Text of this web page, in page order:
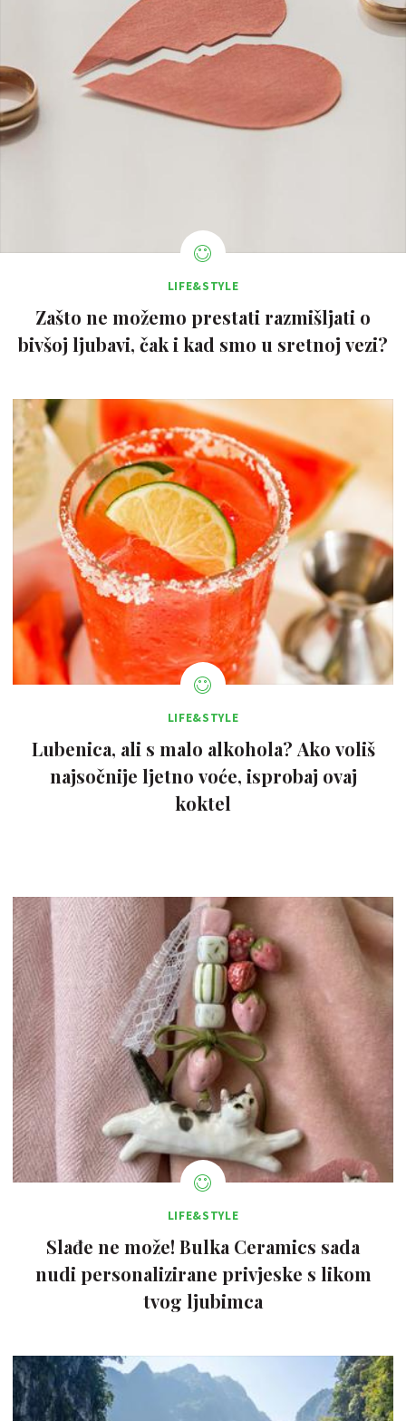
LIFE&STYLE
Zašto ne možemo prestati razmišljati o
bivšoj ljubavi, čak i kad smo u sretnoj vezi?
LIFE&STYLE
Lubenica, ali s malo alkohola? Ako voliš
najsočnije ljetno voće, isprobaj ovaj
koktel
LIFE&STYLE
Slađe ne može! Bulka Ceramics sada
nudi personalizirane privjeske s likom
tvog ljubimca